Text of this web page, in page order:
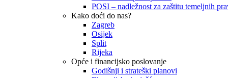
POSI – nadležnost za zaštitu temeljnih
Kako doći do nas?
Zagreb
Osijek
Split
Rijeka
Opće i financijsko poslovanje
Godišnji i strateški planovi